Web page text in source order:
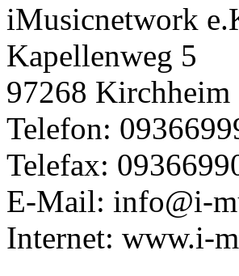
iMusicnetwork
Kapellenweg 5
97268 Kirchheim
Telefon:
Telefax:
E-Mail: info@i-
Internet: www.i-